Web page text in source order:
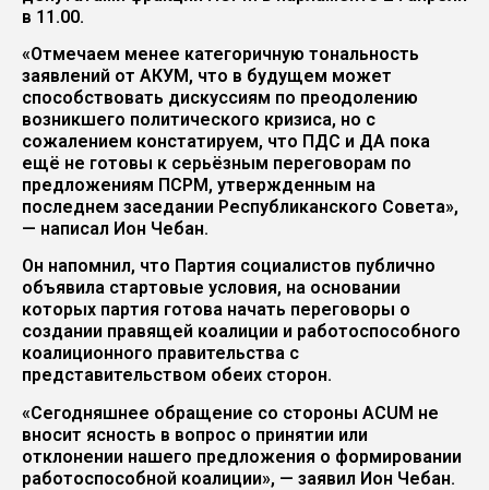
в 11.00.
«Отмечаем менее категоричную тональность
заявлений от АКУМ, что в будущем может
способствовать дискуссиям по преодолению
возникшего политического кризиса, но с
сожалением констатируем, что ПДС и ДА пока
ещё не готовы к серьёзным переговорам по
предложениям ПСРМ, утвержденным на
последнем заседании Республиканского Совета»,
— написал Ион Чебан.
Он напомнил, что Партия социалистов публично
объявила стартовые условия, на основании
которых партия готова начать переговоры о
создании правящей коалиции и работоспособного
коалиционного правительства с
представительством обеих сторон.
«Сегодняшнее обращение со стороны ACUM не
вносит ясность в вопрос о принятии или
отклонении нашего предложения о формировании
работоспособной коалиции», — заявил Ион Чебан.